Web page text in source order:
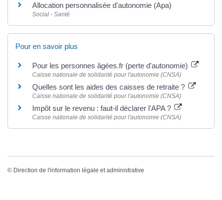
Allocation personnalisée d'autonomie (Apa)
Social - Santé
Pour en savoir plus
Pour les personnes âgées.fr (perte d'autonomie)
Caisse nationale de solidarité pour l'autonomie (CNSA)
Quelles sont les aides des caisses de retraite ?
Caisse nationale de solidarité pour l'autonomie (CNSA)
Impôt sur le revenu : faut-il déclarer l'APA ?
Caisse nationale de solidarité pour l'autonomie (CNSA)
© Direction de l'information légale et administrative